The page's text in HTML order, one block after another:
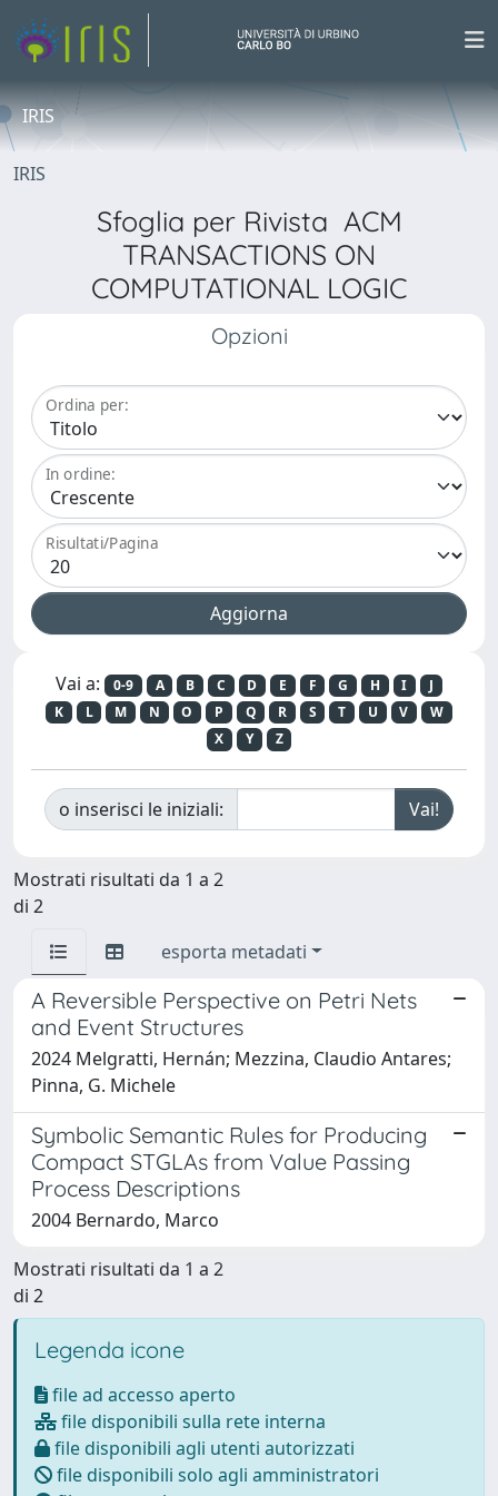
IRIS
IRIS
Sfoglia per Rivista ACM
TRANSACTIONS ON
COMPUTATIONAL LOGIC
Opzioni
Ordina per:
In ordine:
Risultati/Pagina
Vai a: 0-9 A B C D E F G H I
J
K
L M N O P Q R S T U V
W
X
Y Z
o inserisci le iniziali:
Mostrati risultati da 1 a 2
di 2
esporta metadati
A Reversible Perspective on Petri Nets
and Event Structures
2024 Melgratti, Hernán; Mezzina, Claudio Antares;
Pinna, G. Michele
Symbolic Semantic Rules for Producing
Compact STGLAs from Value Passing
Process Descriptions
2004 Bernardo, Marco
Mostrati risultati da 1 a 2
di 2
Legenda icone
file ad accesso aperto
file disponibili sulla rete interna
file disponibili agli utenti autorizzati
file disponibili solo agli amministratori